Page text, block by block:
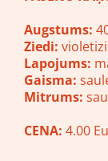
Augstums:
Ziedi:
Lapojums:
Gaisma:
Mitrums:
CENA: 4.00